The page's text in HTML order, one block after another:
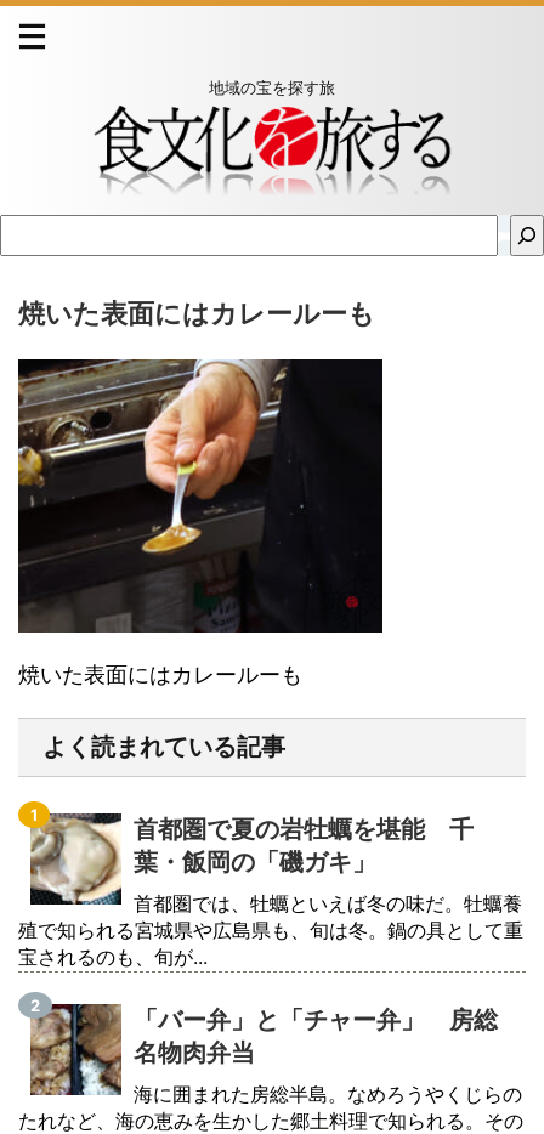
地域の宝を探す旅
焼いた表面にはカレールーも
焼いた表面にはカレールーも
よく読まれている記事
首都圏で夏の岩牡蠣を堪能 千
葉・飯岡の「磯ガキ」
首都圏では、牡蠣といえば冬の味だ。牡蠣養
殖で知られる宮城県や広島県も、旬は冬。鍋の具として重
宝されるのも、旬が...
「バー弁」と「チャー弁」 房総
名物肉弁当
海に囲まれた房総半島。なめろうやくじらの
たれなど、海の恵みを生かした郷土料理で知られる。その